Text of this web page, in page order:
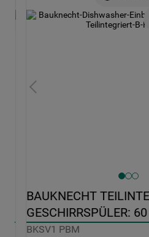
BAUKNECHT
GESCHIRRSPÜLER:
PBM
BKSV1 PBM